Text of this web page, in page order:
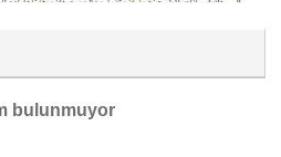
bulunmuyor